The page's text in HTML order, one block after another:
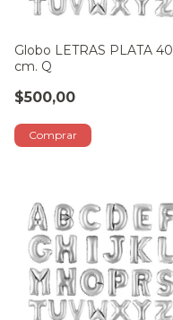
Globo LETRAS PLATA 40
cm. Q
$500,00